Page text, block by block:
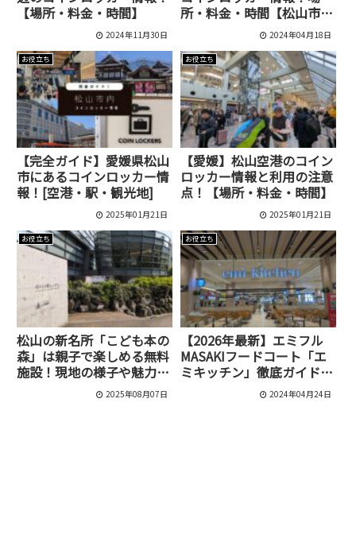
【場所・料金・時間】
2024年11月30日
所・料金・時間【松山市
駅・まつちかタウン・いよ
2024年04月18日
お役立ち
【完全ガイド】愛媛県松山
市にあるコインロッカー情
報！[空港・駅・観光地]
2025年01月21日
お役立ち
【愛媛】松山空港のコイン
ロッカー情報と利用の注意
点！【場所・料金・時間】
2025年01月21日
お役立ち
松山の新名所「こども本の
森」は親子で楽しめる無料
施設！現地の様子や魅力を
2025年08月07日
お役立ち
【2026年最新】エミフル
MASAKIフードコート「エ
ミキッチン」徹底ガイド！
店舗一覧・メニュー・営業
時間・座席情報まとめ
2024年04月24日